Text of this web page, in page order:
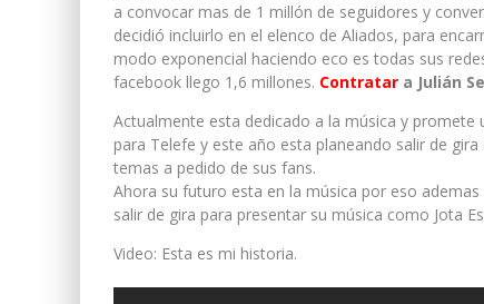
a convocar mas de 1 millón de seguidores y
decidió incluirlo en el elenco de Aliados, para
modo exponencial haciendo eco es todas sus
facebook llego 1,6 millones. Contratar a Julián
Actualmente esta dedicado a la música y
para Telefe y este año esta planeando salir de
temas a pedido de sus fans.
Ahora su futuro esta en la música por eso
salir de gira para presentar su música como Jota
Video: Esta es mi historia.